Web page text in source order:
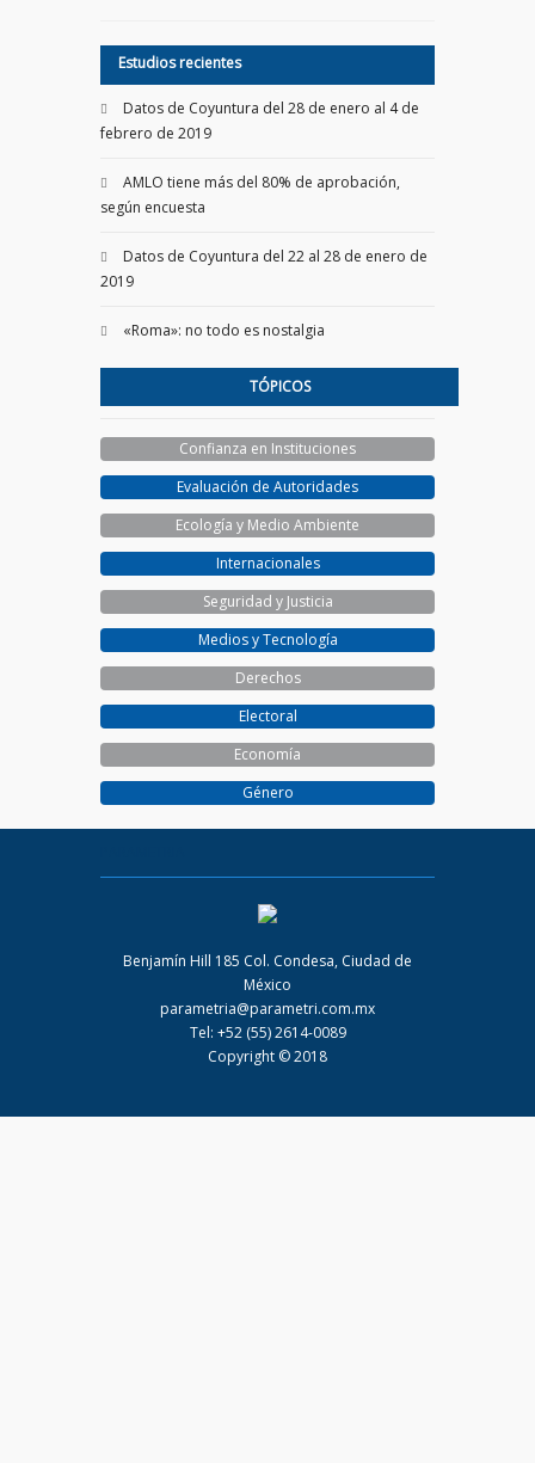
Estudios recientes
Datos de Coyuntura del 28 de enero al 4 de
febrero de 2019
AMLO tiene más del 80% de aprobación,
según encuesta
Datos de Coyuntura del 22 al 28 de enero de
2019
«Roma»: no todo es nostalgia
TÓPICOS
Confianza en Instituciones
Evaluación de Autoridades
Ecología y Medio Ambiente
Internacionales
Seguridad y Justicia
Medios y Tecnología
Derechos
Electoral
Economía
Género
Benjamín Hill 185 Col. Condesa, Ciudad de
México
parametria@parametri.com.mx
Tel: +52 (55) 2614-0089
Copyright © 2018